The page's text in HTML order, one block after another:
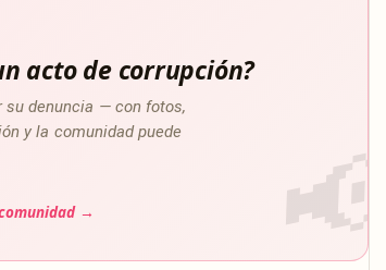
acto de corrupción?
su denuncia — con fotos,
y la comunidad puede
→